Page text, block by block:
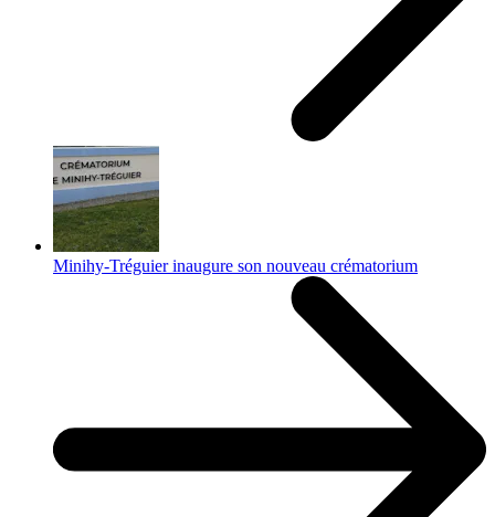
Minihy-Tréguier inaugure son nouveau crématorium